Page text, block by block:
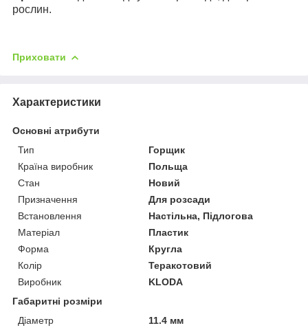
рослин.
Приховати
Характеристики
Основні атрибути
Тип
Горщик
Країна виробник
Польща
Стан
Новий
Призначення
Для розсади
Встановлення
Настільна, Підлогова
Матеріал
Пластик
Форма
Кругла
Колір
Теракотовий
Виробник
KLODA
Габаритні розміри
Діаметр
11.4 мм